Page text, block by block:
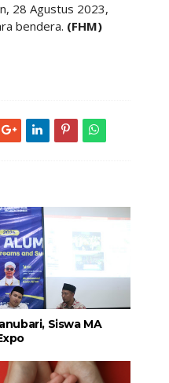
28 Agustus 2023,
bendera. (FHM)
Siswa MA